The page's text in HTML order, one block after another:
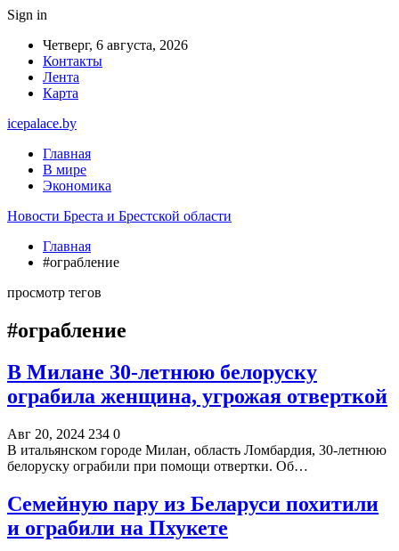
Sign in
Четверг, 6 августа, 2026
Контакты
Лента
Карта
icepalace.by
Главная
В мире
Экономика
Новости Бреста и Брестской области
Главная
#ограбление
просмотр тегов
#ограбление
В Милане 30-летнюю белоруску
ограбила женщина, угрожая отверткой
Авг 20, 2024 234 0
В итальянском городе Милан, область Ломбардия, 30-летнюю
белоруску ограбили при помощи отвертки. Об…
Семейную пару из Беларуси похитили
и ограбили на Пхукете